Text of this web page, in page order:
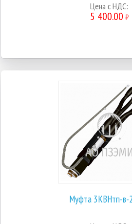
Цена с НДС:
5 400.00 ₽
Муфта 3КВНтп-в-